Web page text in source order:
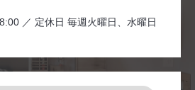
／ 定休日 毎週火曜日、水曜日